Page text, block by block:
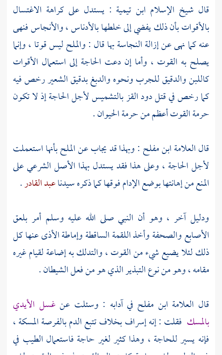
قال شيخ الإسلام ابن تيمية : يستدل على كراهة الاغتسال
بالأقوات بأن ذلك يفضي إلى خلطها بالأدناس ، والأنجاس فنهى
عنه كما نهى عن إزالة النجاسة بها قال : والملح ليس قوتا ، وإنما
يصلح به القوت ، وأما إن دعت الحاجة إلى استعمال الأقوات
كاللبن والدقيق للجرب ونحوه والدبغ بدقيق الشعير رخص فيه
كما رخص في قتل دود القز بالتشميس لأجل الحاجة إذ لا تكون
حرمة القوت أعظم من حرمة الحيوان .
قال العلامةابن مفلح : وبهذا قد يجاب عن الملح بأنها استعملت
لأجل الحاجة ، وعلى هذا فقد يستدل بهذا الأصل الشرعي على
المنع من إهانتها بوضع الإدام فوقها كما ذكره سيدناعبد القادر.
ودليل آخر ، وهو أن النبي صلى الله عليه وسلم أمر بلعق
الأصابع والصحفة وأخذ اللقمة الساقطة وإماطة الأذى عنها كل
ذلك لئلا يضيع شيء من القوت ، والتدلك به إضاعة لقيام غيره
مقامه ، وهو من نوع التبذير الذي هو من فعل الشيطان .
قال العلامة ابن مفلح في آدابه : وسئلت عنغسل الأيدي
بالمسك فقلت : إنه إسراف بخلاف تتبع الدم بالفرصة المسكة ،
فإنه يسير للحاجة ، وهذا كثير لغير حاجة فاستعمال الطيب في